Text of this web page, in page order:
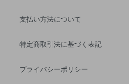
支払い方法について
特定商取引法に基づく表記
プライバシーポリシー